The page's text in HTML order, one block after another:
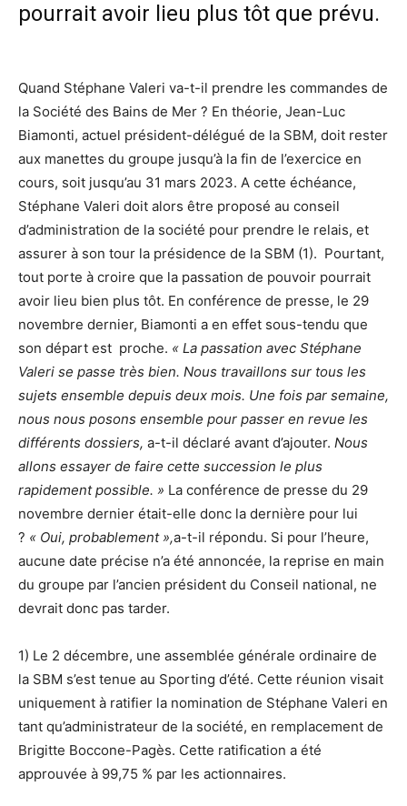
pourrait avoir lieu plus tôt que prévu.
Quand Stéphane Valeri va-t-il prendre les commandes de
la Société des Bains de Mer ? En théorie, Jean-Luc
Biamonti, actuel président-délégué de la SBM, doit rester
aux manettes du groupe jusqu’à la fin de l’exercice en
cours, soit jusqu’au 31 mars 2023. A cette échéance,
Stéphane Valeri doit alors être proposé au conseil
d’administration de la société pour prendre le relais, et
assurer à son tour la présidence de la SBM (1). Pourtant,
tout porte à croire que la passation de pouvoir pourrait
avoir lieu bien plus tôt. En conférence de presse, le 29
novembre dernier, Biamonti a en effet sous-tendu que
son départ est proche. « La passation avec Stéphane
Valeri se passe très bien. Nous travaillons sur tous les
sujets ensemble depuis deux mois. Une fois par semaine,
nous nous posons ensemble pour passer en revue les
différents dossiers, a-t-il déclaré avant d’ajouter. Nous
allons essayer de faire cette succession le plus
rapidement possible. » La conférence de presse du 29
novembre dernier était-elle donc la dernière pour lui
? « Oui, probablement »,a-t-il répondu. Si pour l’heure,
aucune date précise n’a été annoncée, la reprise en main
du groupe par l’ancien président du Conseil national, ne
devrait donc pas tarder.
1) Le 2 décembre, une assemblée générale ordinaire de
la SBM s’est tenue au Sporting d’été. Cette réunion visait
uniquement à ratifier la nomination de Stéphane Valeri en
tant qu’administrateur de la société, en remplacement de
Brigitte Boccone-Pagès. Cette ratification a été
approuvée à 99,75 % par les actionnaires.